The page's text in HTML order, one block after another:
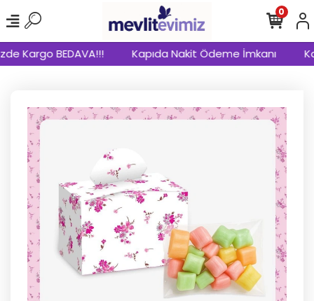
Kargo BEDAVA!!! Kapıda Nakit Ödeme İmkanı
0